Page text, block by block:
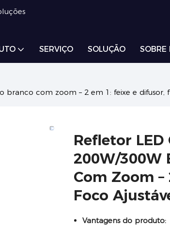
SERVIÇO SOLUÇÃO SOBRE
branco com zoom – 2 em 1: feixe e
Refletor LED
200W/300W
Com Zoom –
Foco
Vantagens do produto: